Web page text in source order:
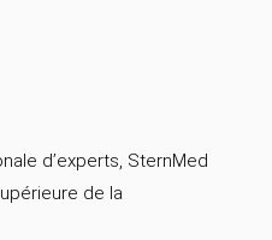
d’experts, SternMed
de la